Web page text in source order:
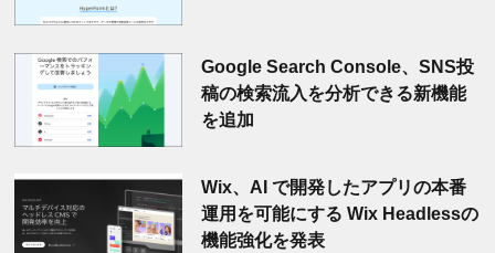
Google Search Console、SNS投
稿の検索流入を分析できる新機能
を追加
Wix、AI で開発したアプリの本番
運用を可能にする Wix Headlessの
機能強化を発表